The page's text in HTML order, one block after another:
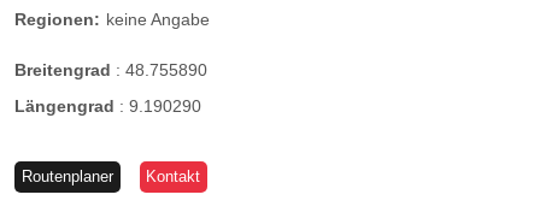
Regionen: keine Angabe
Breitengrad : 48.755890
Längengrad : 9.190290
Routenplaner Kontakt